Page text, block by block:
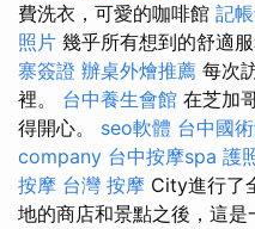
費洗衣，可愛的咖啡館 記
照片 幾乎所有想到的舒適服
寨簽證 辦桌外燴推薦 每次
裡。 台中養生會館 在芝加
得開心。 seo軟體 台中國
company 台中按摩spa 護
按摩 台灣 按摩 City進行了
地的商店和景點之後，這